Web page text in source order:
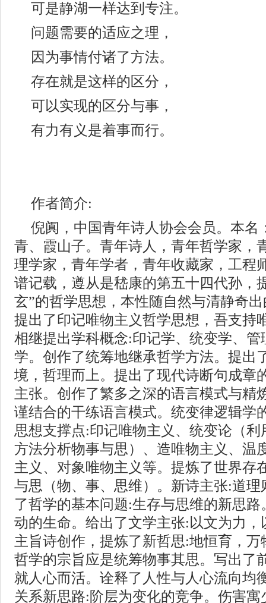
可是静湖一样达到专注。
问题需要的适应之理，
因为事情付诸了方法。
存在就是这样的区分，
可以实现的区分与事，
有力有义是着事而行。
作者简介:
倪阗，中国青年诗人协会会员。本名
青、霞山子。青年诗人，青年哲学家，
理学家，青年学者，青年收藏家，工程
谱记载，遵从是嵇康的第五十四代孙，
玄”的哲学思想，本性随自然与清静奇
提出了印记唯物主义哲学思想，吾支持
相继提出学科概念:印记学、统变学、
学。创作了统筹地继承哲学方法。提出
境，哲理而上。提出了现代诗断句成章
主张。创作了繁多之深的语言模式与精
谨结合的干练语言模式。统变律逻辑学
思想支撑点:印记唯物主义、统变论（
方法分析物事与思）、造唯物主义、温
主义、对象唯物主义等。提炼了世界存
与思（物、事、思维）。新诗主张:道
了哲学的基本问题:生存与思维的新思
动的生命。给出了文学主张:以文为力
主旨诗创作，提炼了新哲思:地恒育，
哲学的宗旨应是统筹物事其思。写出了
就人心而活。诠释了人性与人心流向均
关系新思路:阶层为变化的竞争。伤害